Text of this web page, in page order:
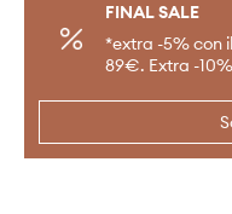
FINAL SALE
*extra -5% con
89€. Extra -